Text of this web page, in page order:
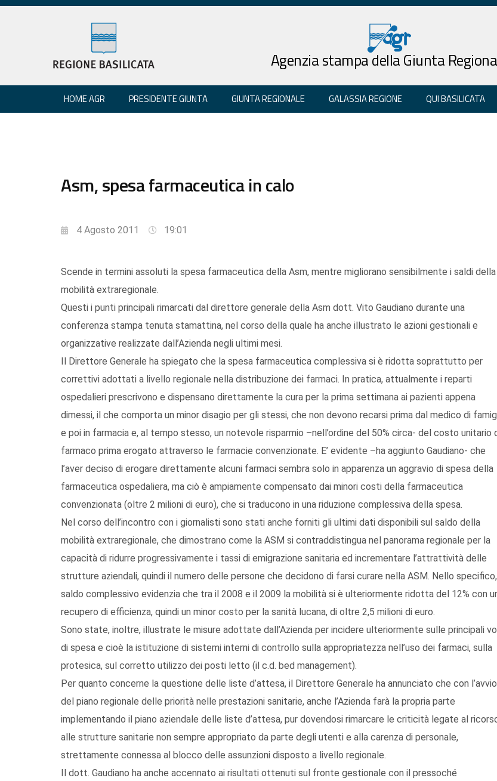
Agenzia stampa della Giunta
HOME AGR PRESIDENTE GIUNTA GIUNTA REGIONALE GALASSIA REGIONE QUI BASILICATA
Asm, spesa farmaceutica in calo
4 Agosto 2011 19:01
Scende in termini assoluti la spesa farmaceutica della Asm, mentre migliorano sensibilmente i saldi della
mobilità extraregionale.
Questi i punti principali rimarcati dal direttore generale della Asm dott. Vito Gaudiano durante una
conferenza stampa tenuta stamattina, nel corso della quale ha anche illustrato le azioni gestionali e
organizzative realizzate dall’Azienda negli ultimi mesi.
Il Direttore Generale ha spiegato che la spesa farmaceutica complessiva si è ridotta soprattutto per
correttivi adottati a livello regionale nella distribuzione dei farmaci. In pratica, attualmente i reparti
ospedalieri prescrivono e dispensano direttamente la cura per la prima settimana ai pazienti appena
dimessi, il che comporta un minor disagio per gli stessi, che non devono recarsi prima dal medico di
e poi in farmacia e, al tempo stesso, un notevole risparmio –nell’ordine del 50% circa- del costo unitario
farmaco prima erogato attraverso le farmacie convenzionate. E’ evidente –ha aggiunto Gaudiano- che
l’aver deciso di erogare direttamente alcuni farmaci sembra solo in apparenza un aggravio di spesa della
farmaceutica ospedaliera, ma ciò è ampiamente compensato dai minori costi della farmaceutica
convenzionata (oltre 2 milioni di euro), che si traducono in una riduzione complessiva della spesa.
Nel corso dell’incontro con i giornalisti sono stati anche forniti gli ultimi dati disponibili sul saldo della
mobilità extraregionale, che dimostrano come la ASM si contraddistingua nel panorama regionale per la
capacità di ridurre progressivamente i tassi di emigrazione sanitaria ed incrementare l’attrattività delle
strutture aziendali, quindi il numero delle persone che decidono di farsi curare nella ASM. Nello
saldo complessivo evidenzia che tra il 2008 e il 2009 la mobilità si è ulteriormente ridotta del 12% con
recupero di efficienza, quindi un minor costo per la sanità lucana, di oltre 2,5 milioni di euro.
Sono state, inoltre, illustrate le misure adottate dall’Azienda per incidere ulteriormente sulle principali
di spesa e cioè la istituzione di sistemi interni di controllo sulla appropriatezza nell’uso dei farmaci, sulla
protesica, sul corretto utilizzo dei posti letto (il c.d. bed management).
Per quanto concerne la questione delle liste d’attesa, il Direttore Generale ha annunciato che con l’avvio
del piano regionale delle priorità nelle prestazioni sanitarie, anche l’Azienda farà la propria parte
implementando il piano aziendale delle liste d’attesa, pur dovendosi rimarcare le criticità legate al
alle strutture sanitarie non sempre appropriato da parte degli utenti e alla carenza di personale,
strettamente connessa al blocco delle assunzioni disposto a livello regionale.
Il dott. Gaudiano ha anche accennato ai risultati ottenuti sul fronte gestionale con il pressoché